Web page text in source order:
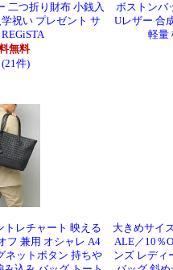
二つ折り財布 小銭入
祝い プレゼント サ
無料
(21件)
ボストンバ
Uレザー 合
軽量
トレチャート 映える
フ 兼用 オシャレ A4
ネットボタン 持ちや
大きめサイ
ALE／10％
ンズ レディ